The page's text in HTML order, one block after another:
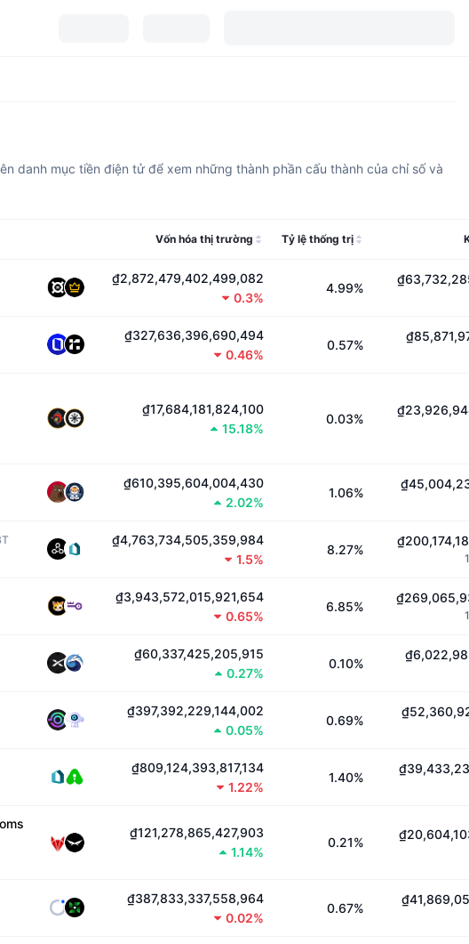
danh mục tiền điện tử để xem những thành phần cấu thành của chỉ số và
Vốn hóa thị trường Tỷ lệ thống trị
₫2,872,479,402,499,082
0.3%
4.99%
₫327,636,396,690,494
0.46%
0.57%
₫17,684,181,824,100
15.18%
0.03%
₫610,395,604,004,430
2.02%
1.06%
₫4,763,734,505,359,984
1.5%
8.27%
₫3,943,572,015,921,654
0.65%
6.85%
₫60,337,425,205,915
0.27%
0.10%
₫397,392,229,144,002
0.05%
0.69%
₫809,124,393,817,134
1.22%
1.40%
₫121,278,865,427,903
1.14%
0.21%
₫387,833,337,558,964
0.02%
0.67%